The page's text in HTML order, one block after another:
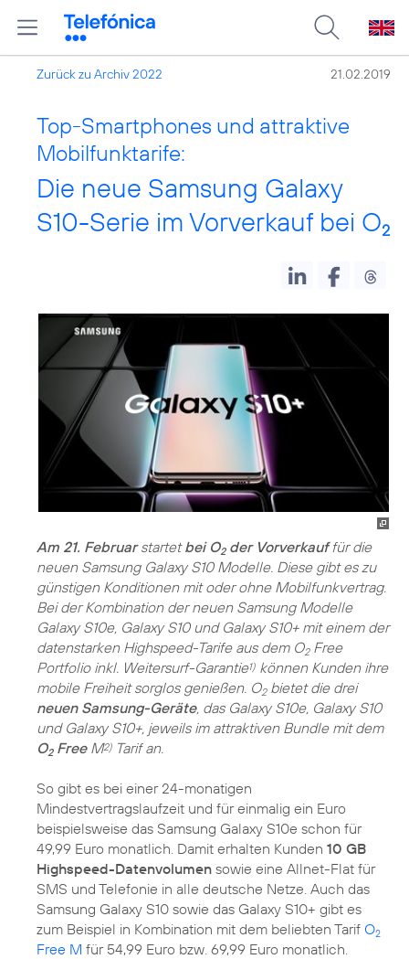
Zurück zu Archiv 2022 21.02.2019
Top-Smartphones und attraktive
Mobilfunktarife:
Die neue Samsung Galaxy
S10-Serie im Vorverkauf bei O2
Am 21. Februarstartetbei O2der Vorverkauffür die
neuen Samsung Galaxy S10 Modelle. Diese gibt es zu
günstigen Konditionen mit oder ohne Mobilfunkvertrag.
Bei der Kombination der neuen Samsung Modelle
Galaxy S10e, Galaxy S10 und Galaxy S10+ mit einem der
datenstarken Highspeed-Tarife aus dem O2Free
Portfolio inkl. Weitersurf-Garantie1) können Kunden ihre
mobile Freiheit sorglos genießen. O2bietet die drei
neuen Samsung-Geräte, das Galaxy S10e, Galaxy S10
und Galaxy S10+, jeweils im attraktiven Bundle mit dem
O2FreeM2) Tarif an.
So gibt es bei einer 24-monatigen
Mindestvertragslaufzeit und für einmalig ein Euro
beispielsweise das Samsung Galaxy S10e schon für
49,99 Euro monatlich. Damit erhalten Kunden 10 GB
Highspeed-Datenvolumen sowie eine Allnet-Flat für
SMS und Telefonie in alle deutsche Netze. Auch das
Samsung Galaxy S10 sowie das Galaxy S10+ gibt es
zum Beispiel in Kombination mit dem beliebten Tarif O2
Free M für 54,99 Euro bzw. 69,99 Euro monatlich.